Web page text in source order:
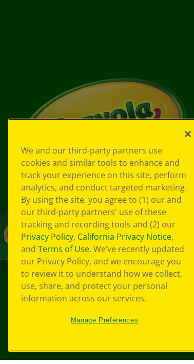
© 2026 Crayola® Tutti i diritti riservati.
Le tue scelte in materia di privacy
We and our third-party partners use
cookies and similar tools to enhance and
track your experience on this site, perform
analytics, and conduct targeted marketing.
By using the site, you agree to (1) our and
our third-party partners' use of these
tracking and recording tools and (2) our
Privacy Policy, California Privacy Notice,
and Terms of Use. We’ve recently updated
our Privacy Policy, and we encourage you
to review it to understand how we collect,
use, share, and protect your personal
information across our services.
Manage Preferences